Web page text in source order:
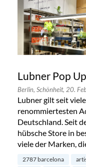
Lubner Pop
Berlin, Schönheit, 20.
Lubner gilt seit
renommiertesten
Deutschland. Seit
hübsche Store in
viele der Marken,
2787 barcelona